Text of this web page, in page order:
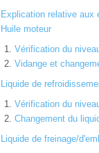
Explication relative aux
Huile moteur
Vérification du
Vidange et
Liquide de
Vérification du
Changement du
Liquide de freinage/